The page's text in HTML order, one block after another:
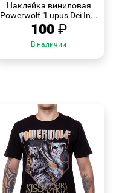
Наклейка виниловая
Powerwolf "Lupus Dei In...
100 ₽
В наличии